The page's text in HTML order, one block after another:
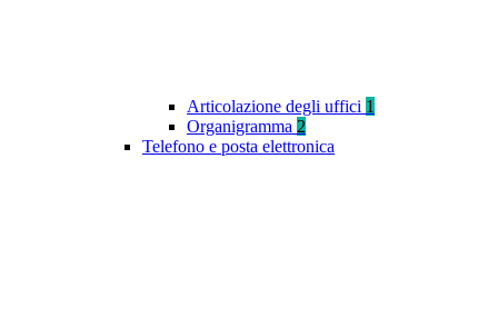
Articolazione degli uffici 1
Organigramma 2
Telefono e posta elettronica